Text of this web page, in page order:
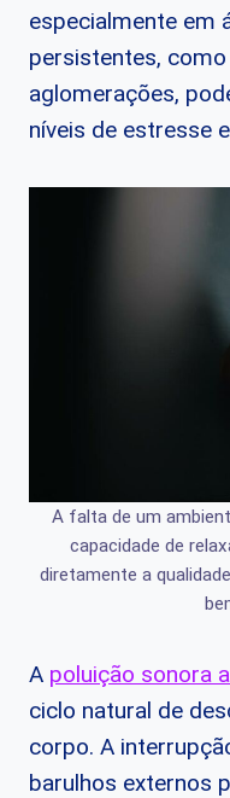
especialmente em
persistentes,
aglomerações,
níveis de estresse
A falta de um
capacidade de
diretamente a
A poluição sonora
ciclo natural de
corpo. A
barulhos externos